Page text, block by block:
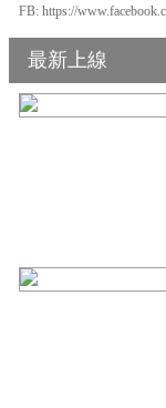
FB: https://
最新上線